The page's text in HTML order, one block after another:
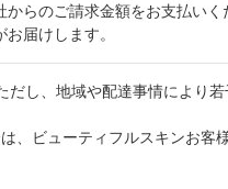
らのご請求金額をお支払い
届けします。
し、地域や配達事情により
、ビューティフルスキンお客